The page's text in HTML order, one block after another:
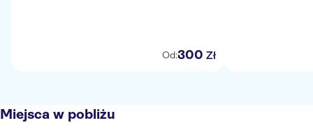
Od:300 Zł
Miejsca w pobliżu